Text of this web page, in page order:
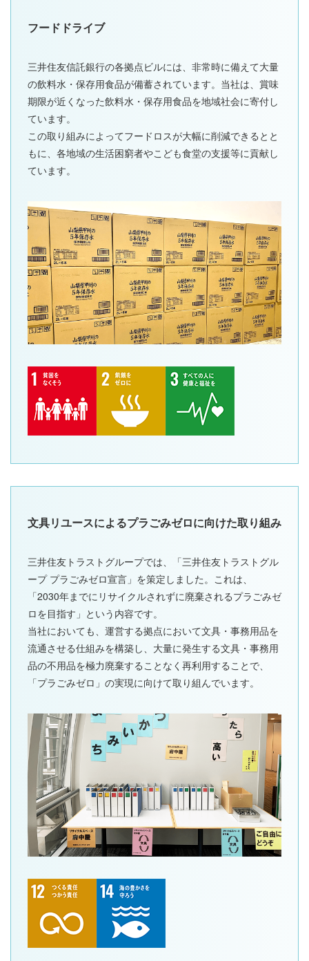
フードドライブ
三井住友信託銀行の各拠点ビルには、非常時に備えて大量
の飲料水・保存用食品が備蓄されています。当社は、賞味
期限が近くなった飲料水・保存用食品を地域社会に寄付し
ています。
この取り組みによってフードロスが大幅に削減できるとと
もに、各地域の生活困窮者やこども食堂の支援等に貢献し
ています。
文具リユースによるプラごみゼロに向けた取り組み
三井住友トラストグループでは、「三井住友トラストグル
ープ プラごみゼロ宣言」を策定しました。これは、
「2030年までにリサイクルされずに廃棄されるプラごみゼ
ロを目指す」という内容です。
当社においても、運営する拠点において文具・事務用品を
流通させる仕組みを構築し、大量に発生する文具・事務用
品の不用品を極力廃棄することなく再利用することで、
「プラごみゼロ」の実現に向けて取り組んでいます。